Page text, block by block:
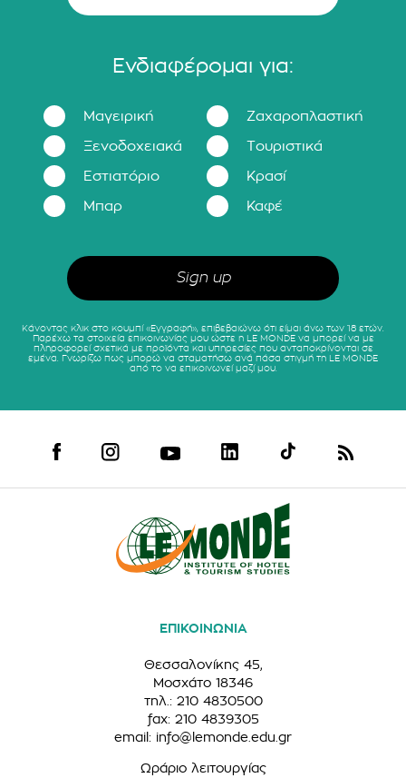
Ενδιαφέρομαι για:
Μαγειρική Ζαχαροπλαστική
Ξενοδοχειακά Τουριστικά
Εστιατόριο Κρασί
Μπαρ Καφέ
Κάνοντας κλικ στο κουμπί «Εγγραφή», επιβεβαιώνω ότι είμαι άνω των 18 ετών.
Παρέχω τα στοιχεία επικοινωνίας μου ώστε η LE MONDE να μπορεί να με
πληροφορεί σχετικά με προϊόντα και υπηρεσίες που ανταποκρίνονται σε
εμένα. Γνωρίζω πως μπορώ να σταματήσω ανά πάσα στιγμή τη LE MONDE
από το να επικοινωνεί μαζί μου.
ΕΠΙΚΟΙΝΩΝΙΑ
Θεσσαλονίκης 45,
Μοσχάτο 18346
τηλ.: 210 4830500
fax: 210 4839305
email: info@lemonde.edu.gr
Ωράριο λειτουργίας